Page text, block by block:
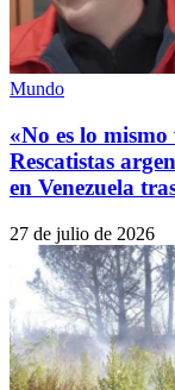
Mundo
«No es lo
Rescatistas
en Venezuela
27 de julio de 2026